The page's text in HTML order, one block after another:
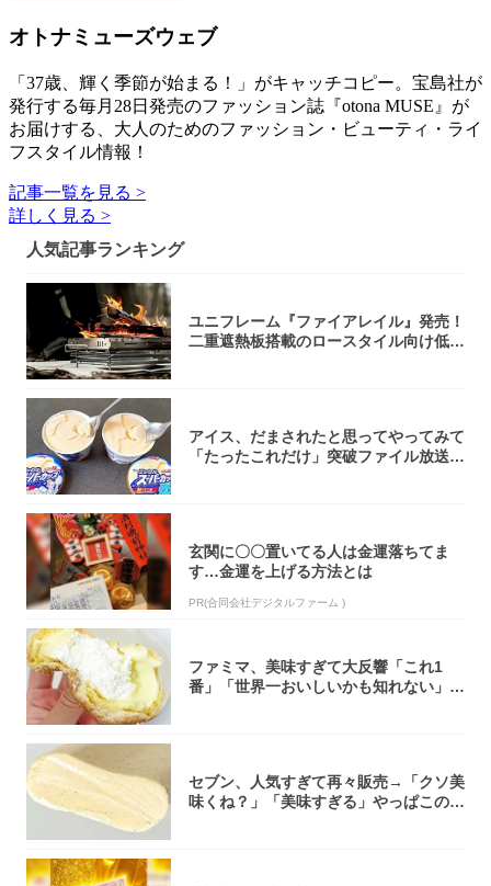
オトナミューズウェブ
「37歳、輝く季節が始まる！」がキャッチコピー。宝島社が
発行する毎月28日発売のファッション誌『otona MUSE』が
お届けする、大人のためのファッション・ビューティ・ライ
フスタイル情報！
記事一覧を見る >
詳しく見る >
人気記事ランキング
ユニフレーム『ファイアレイル』発売！
二重遮熱板搭載のロースタイル向け低型
アイス、だまされたと思ってやってみて
「たったこれだけ」突破ファイル放送で
玄関に〇〇置いてる人は金運落ちてま
す…金運を上げる方法とは
PR(合同会社デジタルファーム )
ファミマ、美味すぎて大反響「これ1
番」「世界一おいしいかも知れない」
セブン、人気すぎて再々販売→「クソ美
味くね？」「美味すぎる」やっぱこのク